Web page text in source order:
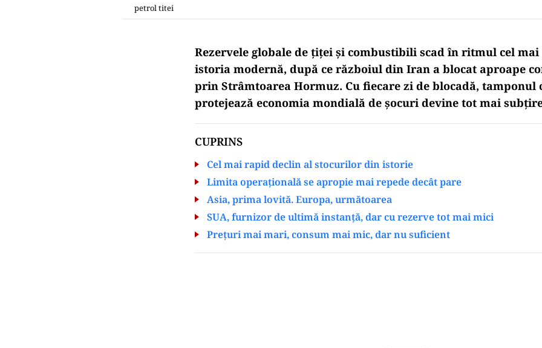
petrol titei
Rezervele globale de țiței și combustibili scad în ritmul cel
istoria modernă, după ce războiul din Iran a blocat aproape
prin Strâmtoarea Hormuz. Cu fiecare zi de blocadă, tamponul
protejează economia mondială de șocuri devine tot mai
CUPRINS
Cel mai rapid declin al stocurilor din istorie
Limita operațională se apropie mai repede decât pare
Asia, prima lovită. Europa, următoarea
SUA, furnizor de ultimă instanță, dar cu rezerve tot mai mici
Prețuri mai mari, consum mai mic, dar nu suficient